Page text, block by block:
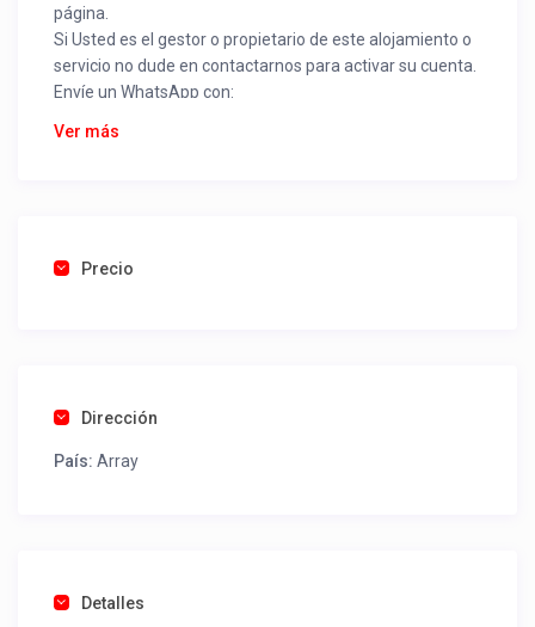
página.
Si Usted es el gestor o propietario de este alojamiento o
servicio no dude en contactarnos para activar su cuenta.
Envíe un WhatsApp con:
Nombre alojamiento o servicio
Una foto de cuenta de luz o agua o gas que acredite
como un profesional sin COMISIONES ni ESTAFAS.
Tel contacto propiedad:
Ver más
Precio
Dirección
País: Array
Detalles